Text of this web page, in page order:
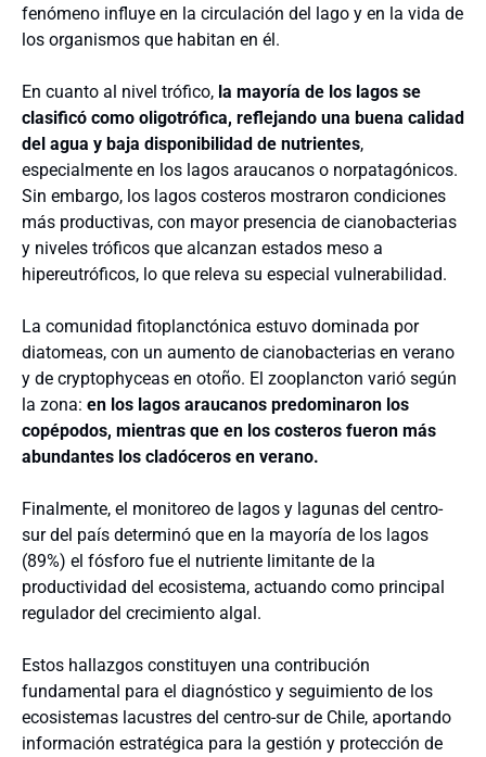
fenómeno influye en la circulación del lago y en la vida de
los organismos que habitan en él.
En cuanto al nivel trófico, la mayoría de los lagos se
clasificó como oligotrófica, reflejando una buena calidad
del agua y baja disponibilidad de nutrientes,
especialmente en los lagos araucanos o norpatagónicos.
Sin embargo, los lagos costeros mostraron condiciones
más productivas, con mayor presencia de cianobacterias
y niveles tróficos que alcanzan estados meso a
hipereutróficos, lo que releva su especial vulnerabilidad.
La comunidad fitoplanctónica estuvo dominada por
diatomeas, con un aumento de cianobacterias en verano
y de cryptophyceas en otoño. El zooplancton varió según
la zona: en los lagos araucanos predominaron los
copépodos, mientras que en los costeros fueron más
abundantes los cladóceros en verano.
Finalmente, el monitoreo de lagos y lagunas del centro-
sur del país determinó que en la mayoría de los lagos
(89%) el fósforo fue el nutriente limitante de la
productividad del ecosistema, actuando como principal
regulador del crecimiento algal.
Estos hallazgos constituyen una contribución
fundamental para el diagnóstico y seguimiento de los
ecosistemas lacustres del centro-sur de Chile, aportando
información estratégica para la gestión y protección de